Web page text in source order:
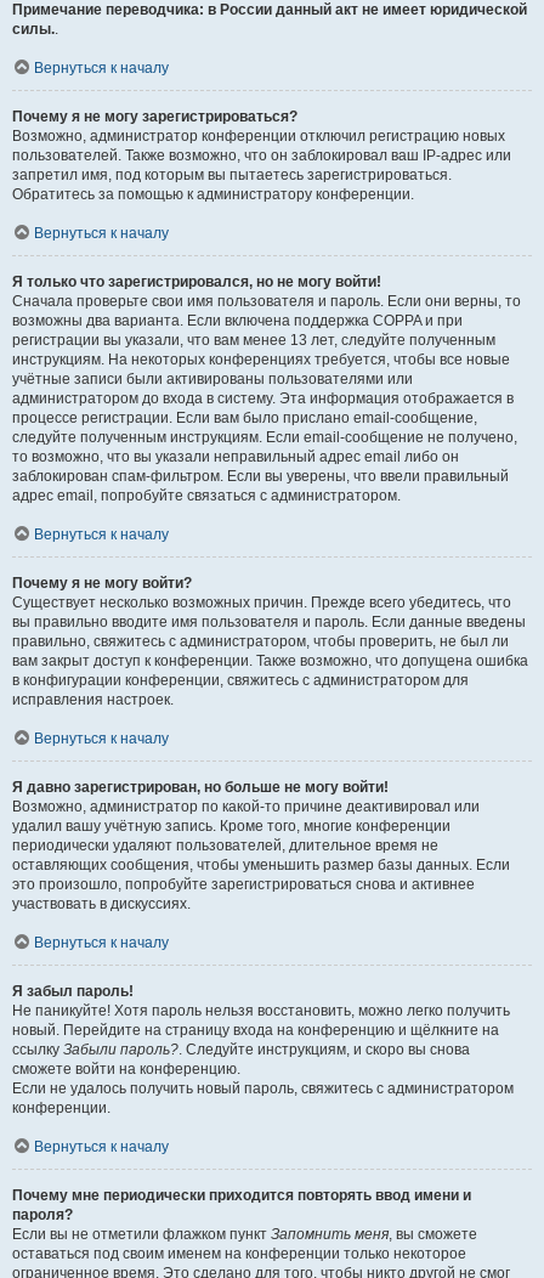
Примечание переводчика: в России данный акт не имеет юридической
силы..
Вернуться к началу
Почему я не могу зарегистрироваться?
Возможно, администратор конференции отключил регистрацию новых
пользователей. Также возможно, что он заблокировал ваш IP-адрес или
запретил имя, под которым вы пытаетесь зарегистрироваться.
Обратитесь за помощью к администратору конференции.
Вернуться к началу
Я только что зарегистрировался, но не могу войти!
Сначала проверьте свои имя пользователя и пароль. Если они верны, то
возможны два варианта. Если включена поддержка COPPA и при
регистрации вы указали, что вам менее 13 лет, следуйте полученным
инструкциям. На некоторых конференциях требуется, чтобы все новые
учётные записи были активированы пользователями или
администратором до входа в систему. Эта информация отображается в
процессе регистрации. Если вам было прислано email-сообщение,
следуйте полученным инструкциям. Если email-сообщение не получено,
то возможно, что вы указали неправильный адрес email либо он
заблокирован спам-фильтром. Если вы уверены, что ввели правильный
адрес email, попробуйте связаться с администратором.
Вернуться к началу
Почему я не могу войти?
Существует несколько возможных причин. Прежде всего убедитесь, что
вы правильно вводите имя пользователя и пароль. Если данные введены
правильно, свяжитесь с администратором, чтобы проверить, не был ли
вам закрыт доступ к конференции. Также возможно, что допущена ошибка
в конфигурации конференции, свяжитесь с администратором для
исправления настроек.
Вернуться к началу
Я давно зарегистрирован, но больше не могу войти!
Возможно, администратор по какой-то причине деактивировал или
удалил вашу учётную запись. Кроме того, многие конференции
периодически удаляют пользователей, длительное время не
оставляющих сообщения, чтобы уменьшить размер базы данных. Если
это произошло, попробуйте зарегистрироваться снова и активнее
участвовать в дискуссиях.
Вернуться к началу
Я забыл пароль!
Не паникуйте! Хотя пароль нельзя восстановить, можно легко получить
новый. Перейдите на страницу входа на конференцию и щёлкните на
ссылку Забыли пароль?. Следуйте инструкциям, и скоро вы снова
сможете войти на конференцию.
Если не удалось получить новый пароль, свяжитесь с администратором
конференции.
Вернуться к началу
Почему мне периодически приходится повторять ввод имени и
пароля?
Если вы не отметили флажком пункт Запомнить меня, вы сможете
оставаться под своим именем на конференции только некоторое
ограниченное время. Это сделано для того, чтобы никто другой не смог